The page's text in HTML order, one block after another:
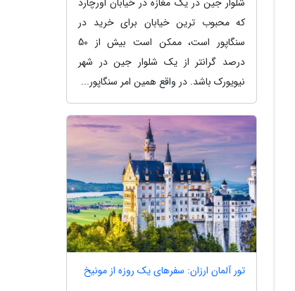
که محبوب ترین خیابان برای خرید در
سنگاپور است، ممکن است بیش از 50
درصد گرانتر از یک شلوار جین در شهر
نیویورک باشد. در واقع همین امر سنگاپور...
تور آلمان ارزان: سفرهای یک روزه از مونیخ